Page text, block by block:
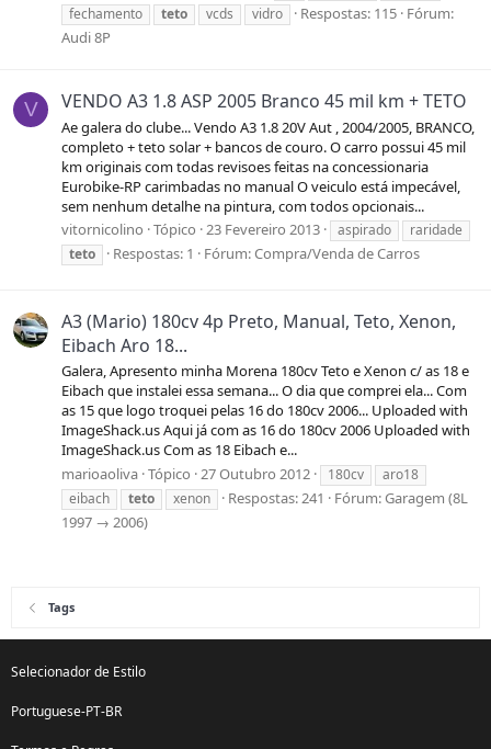
fechamento
teto vcds vidro Respostas: 115 Fórum:
Audi 8P
V VENDO A3 1.8 ASP 2005 Branco 45 mil km + TETO
Ae galera do clube... Vendo A3 1.8 20V Aut , 2004/2005, BRANCO,
completo + teto solar + bancos de couro. O carro possui 45 mil
km originais com todas revisoes feitas na concessionaria
Eurobike-RP carimbadas no manual O veiculo está impecável,
sem nenhum detalhe na pintura, com todos opcionais...
vitornicolino Tópico 23 Fevereiro 2013 aspirado
raridade
teto
Respostas: 1 Fórum:Compra/Venda de Carros
A3 (Mario) 180cv 4p Preto, Manual, Teto, Xenon,
Eibach Aro 18...
Galera, Apresento minha Morena 180cv Teto e Xenon c/ as 18 e
Eibach que instalei essa semana... O dia que comprei ela... Com
as 15 que logo troquei pelas 16 do 180cv 2006... Uploaded with
ImageShack.us Aqui já com as 16 do 180cv 2006 Uploaded with
ImageShack.us Com as 18 Eibach e...
marioaoliva Tópico 27 Outubro 2012 180cv
aro18
eibach
teto xenon Respostas: 241 Fórum:Garagem (8L
1997 → 2006)
Tags
Selecionador de Estilo
Portuguese-PT-BR